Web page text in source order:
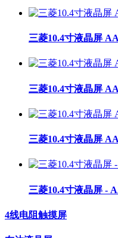
三菱10.4寸液晶屏
三菱10.4寸液晶屏
三菱10.4寸液晶屏
三菱10.4寸液晶屏 -
4线电阻触摸屏